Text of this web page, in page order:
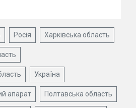
Росія Харківська область
Україна
апарат Полтавська область